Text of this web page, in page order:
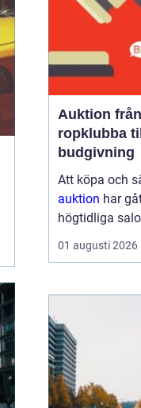
tror. Den som
alternativ för
2026
Auktion från
ropklubba
budgivning
Att köpa och
auktion har
högtidliga
ropande
snabba klick
har
kärnan är
mötet mellan
som vill få u...
01 augusti 2026